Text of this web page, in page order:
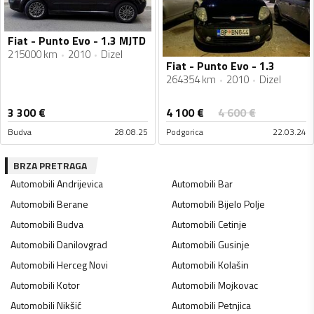
Fiat - Punto Evo - 1.3 MJTD
215000 km 2010 Dizel
3 300€
Budva 28.08.25
Fiat - Punto Evo - 1.3
264354 km 2010 Dizel
4 100€ 4 600€
Podgorica 22.03.24
BRZA PRETRAGA
AutomobiliAndrijevica AutomobiliBar
AutomobiliBerane AutomobiliBijelo Polje
AutomobiliBudva AutomobiliCetinje
AutomobiliDanilovgrad AutomobiliGusinje
AutomobiliHerceg Novi AutomobiliKolašin
AutomobiliKotor AutomobiliMojkovac
AutomobiliNikšić AutomobiliPetnjica